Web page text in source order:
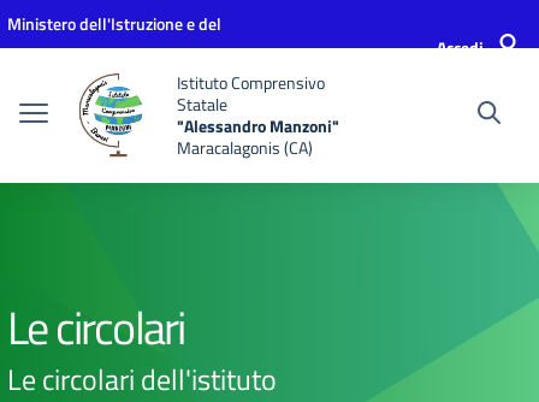
Vai ai contenuti
Vai al menu di navigazione
Vai al footer
Ministero dell'Istruzione e del
Accedi
Istituto Comprensivo
Statale
"Alessandro Manzoni"
Maracalagonis (CA)
Le circolari
Le circolari dell'istituto